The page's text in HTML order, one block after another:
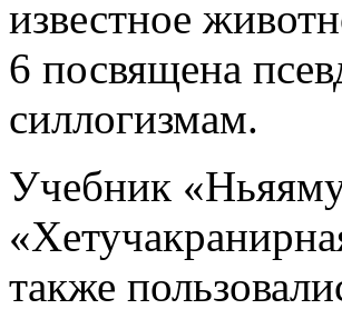
известное
6 посвящена
силлогизмам.
Учебник
также